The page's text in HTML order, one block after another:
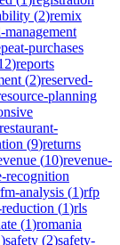
(2)remix
management
purchases
)reports
(2)reserved-
planning
restaurant-
(9)returns
(10)revenue-
recognition
analysis (1)rfp
(1)rls
(1)romania
)safety (2)safety-